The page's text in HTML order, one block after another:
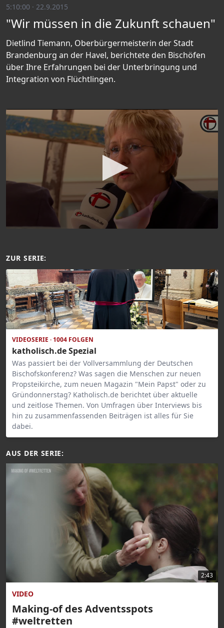
5:10:00 · 22.9.2015
"Wir müssen in die Zukunft schauen"
Dietlind Tiemann, Oberbürgermeisterin der Stadt
Brandenburg an der Havel, berichtete den Bischöfen
über Ihre Erfahrungen bei der Unterbringung und
Integration von Flüchtlingen.
ZUR SERIE:
VIDEOSERIE · 1004 FOLGEN
katholisch.de Spezial
Was passiert bei der Vollversammlung der Deutschen
Bischofskonferenz? Was sagen die Menschen zur neuen
Propsteikirche, zum neuen Magazin "Mein Papst" oder zu
Gründonnerstag? Katholisch.de berichtet über aktuelle
und zeitlose Themen. Von Umfragen über Interviews bis
hin zu zusammenfassenden Beiträgen ist alles für Sie
dabei.
AUS DER SERIE:
2:43
VIDEO
Making-of des Adventsspots
#weltretten